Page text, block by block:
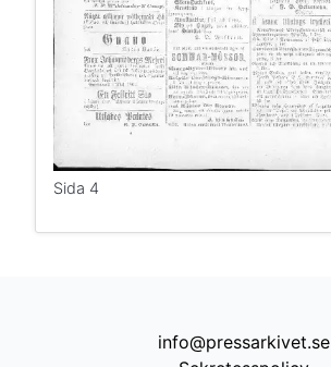
Sida 4
info@pressarkivet.se